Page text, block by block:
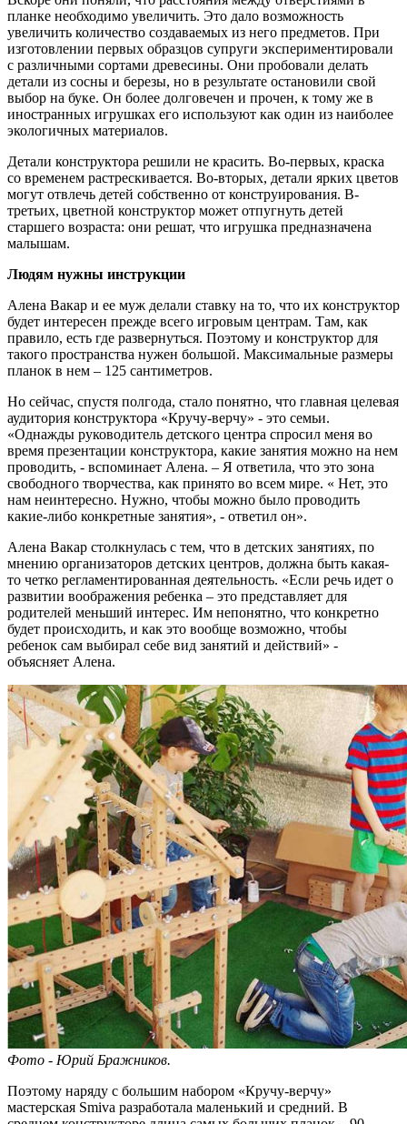
планке необходимо увеличить. Это дало возможность
увеличить количество создаваемых из него предметов. При
изготовлении первых образцов супруги экспериментировали
с различными сортами древесины. Они пробовали делать
детали из сосны и березы, но в результате остановили свой
выбор на буке. Он более долговечен и прочен, к тому же в
иностранных игрушках его используют как один из наиболее
экологичных материалов.
Детали конструктора решили не красить. Во-первых, краска
со временем растрескивается. Во-вторых, детали ярких цветов
могут отвлечь детей собственно от конструирования. В-
третьих, цветной конструктор может отпугнуть детей
старшего возраста: они решат, что игрушка предназначена
малышам.
Людям нужны инструкции
Алена Вакар и ее муж делали ставку на то, что их конструктор
будет интересен прежде всего игровым центрам. Там, как
правило, есть где развернуться. Поэтому и конструктор для
такого пространства нужен большой. Максимальные размеры
планок в нем – 125 сантиметров.
Но сейчас, спустя полгода, стало понятно, что главная целевая
аудитория конструктора «Кручу-верчу» - это семьи.
«Однажды руководитель детского центра спросил меня во
время презентации конструктора, какие занятия можно на нем
проводить, - вспоминает Алена. – Я ответила, что это зона
свободного творчества, как принято во всем мире. « Нет, это
нам неинтересно. Нужно, чтобы можно было проводить
какие-либо конкретные занятия», - ответил он».
Алена Вакар столкнулась с тем, что в детских занятиях, по
мнению организаторов детских центров, должна быть какая-
то четко регламентированная деятельность. «Если речь идет о
развитии воображения ребенка – это представляет для
родителей меньший интерес. Им непонятно, что конкретно
будет происходить, и как это вообще возможно, чтобы
ребенок сам выбирал себе вид занятий и действий» -
объясняет Алена.
Фото - Юрий Бражников.
Поэтому наряду с большим набором «Кручу-верчу»
мастерская Smiva разработала маленький и средний. В